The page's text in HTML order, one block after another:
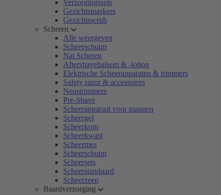
Verzorgingssets
Gezichtsmaskers
Gezichtsscrub
Scheren
Alle weergeven
Scheerschuim
Nat Scheren
Aftershavebalsem & -lotion
Elektrische Scheerapparaten & trimmers
Safety razor & accessoires
Neustrimmers
Pre-Shave
Scheerapparaat voor mannen
Scheergel
Scheerkom
Scheerkwast
Scheermes
Scheerschuim
Scheersets
Scheerstandaard
Scheerzeep
Baardverzorging